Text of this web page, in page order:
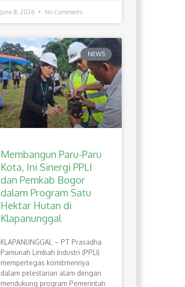
June 8, 2026 No Comments
NEWS
Membangun Paru-Paru
Kota, Ini Sinergi PPLI
dan Pemkab Bogor
dalam Program Satu
Hektar Hutan di
Klapanunggal
​KLAPANUNGGAL – PT Prasadha
Pamunah Limbah Industri (PPLI)
mempertegas komitmennya
dalam pelestarian alam dengan
mendukung program Pemerintah